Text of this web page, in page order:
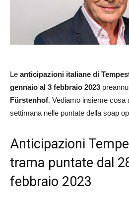
Le anticipazioni italiane di
gennaio al 3 febbraio 2023
Fürstenhof. Vediamo insieme
settimana nelle puntate della soap
Anticipazioni
trama puntate dal
febbraio 2023